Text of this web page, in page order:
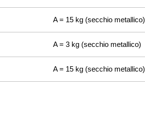
A = 15 kg (secchio metallico)
A = 3 kg (secchio metallico)
A = 15 kg (secchio metallico)